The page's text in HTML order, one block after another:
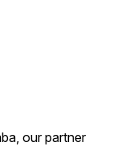
our partner